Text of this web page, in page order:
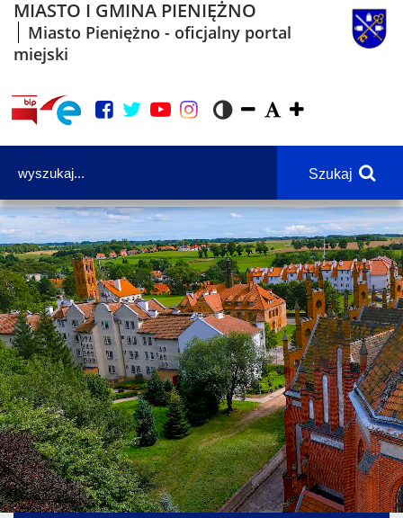
MIASTO I GMINA PIENIĘŻNO
Miasto Pieniężno - oficjalny portal
miejski
Szukaj